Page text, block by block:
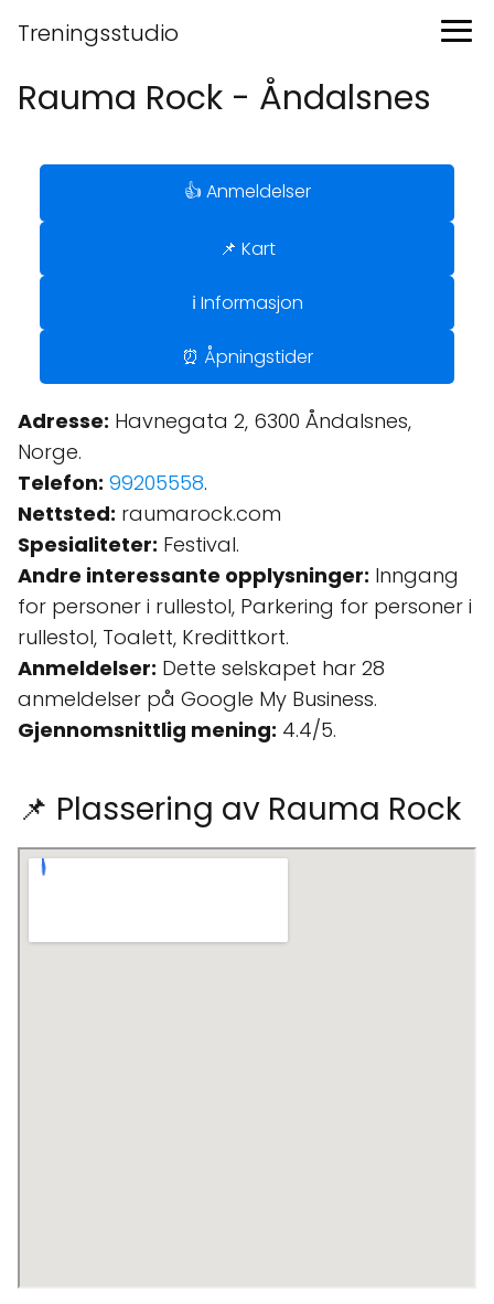
Treningsstudio
Rauma Rock - Åndalsnes
👍 Anmeldelser
📌 Kart
ℹ️ Informasjon
⏰ Åpningstider
Adresse: Havnegata 2, 6300 Åndalsnes,
Norge.
Telefon: 99205558.
Nettsted: raumarock.com
Spesialiteter: Festival.
Andre interessante opplysninger: Inngang
for personer i rullestol, Parkering for personer i
rullestol, Toalett, Kredittkort.
Anmeldelser: Dette selskapet har 28
anmeldelser på Google My Business.
Gjennomsnittlig mening: 4.4/5.
📌 Plassering av Rauma Rock